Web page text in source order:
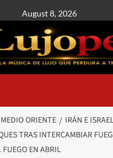
August 8, 2026
ORIENTE
IRÁN E
TRAS INTERCAMBIAR
FUEGO EN ABRIL